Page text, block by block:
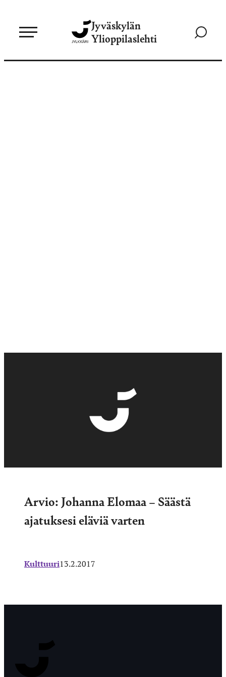
sisältöön
Jyväskylän
Ylioppilaslehti
Siirry
Arvio: Johanna Elomaa – Säästä
ajatuksesi eläviä varten
Kulttuuri13.2.2017